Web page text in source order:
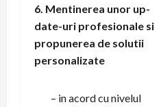
6. Mentinerea unor up-
date-uri profesionale si
propunerea de solutii
personalizate
– in acord cu nivelul